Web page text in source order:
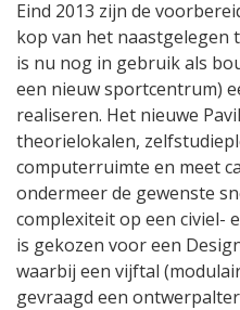
Eind 2013 zijn de
kop van het naastgelegen
is nu nog in gebruik als
een nieuw sportcentrum)
realiseren. Het nieuwe
theorielokalen,
computerruimte en meet
ondermeer de gewenste
complexiteit op een civiel-
is gekozen voor een
waarbij een vijftal
gevraagd een